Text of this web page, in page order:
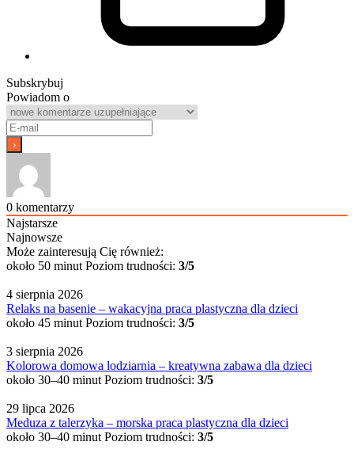
Subskrybuj
Powiadom o
0 komentarzy
Najstarsze
Najnowsze
Może zainteresują Cię również:
około 50 minut Poziom trudności: 3/5
4 sierpnia 2026
Relaks na basenie – wakacyjna praca plastyczna dla dzieci
około 45 minut Poziom trudności: 3/5
3 sierpnia 2026
Kolorowa domowa lodziarnia – kreatywna zabawa dla dzieci
około 30–40 minut Poziom trudności: 3/5
29 lipca 2026
Meduza z talerzyka – morska praca plastyczna dla dzieci
około 30–40 minut Poziom trudności: 3/5